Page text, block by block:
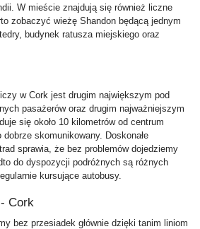
W mieście znajdują się również liczne
zobaczyć wieżę Shandon będącą jednym
budynek ratusza miejskiego oraz
w Cork jest drugim największym pod
pasażerów oraz drugim najważniejszym
się około 10 kilometrów od centrum
skomunikowany. Doskonałe
sprawia, że bez problemów dojedziemy
do dyspozycji podróżnych są różnych
kursujące autobusy.
Cork
bez przesiadek głównie dzięki tanim liniom